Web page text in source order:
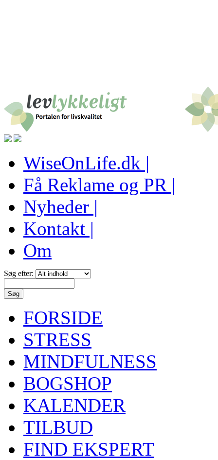
WiseOnLife.dk |
Få Reklame og PR |
Nyheder |
Kontakt |
Om
Søg efter:
FORSIDE
STRESS
MINDFULNESS
BOGSHOP
KALENDER
TILBUD
FIND EKSPERT